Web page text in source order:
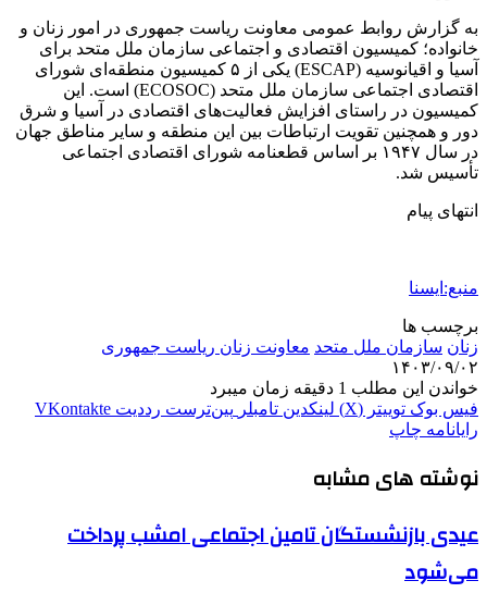
به گزارش روابط عمومی معاونت ریاست جمهوری در امور زنان و
خانواده؛ کمیسیون اقتصادی و اجتماعی سازمان ملل متحد برای
آسیا و اقیانوسیه (ESCAP) یکی از ۵ کمیسیون منطقه‌ای شورای
اقتصادی اجتماعی سازمان ملل متحد (ECOSOC) است. این
کمیسیون در راستای افزایش فعالیت‌های اقتصادی در آسیا و شرق
دور و همچنین تقویت ارتباطات بین این منطقه و سایر مناطق جهان
در سال ۱۹۴۷ بر اساس قطعنامه شورای اقتصادی اجتماعی
تأسیس شد.
انتهای پیام
منبع:ایسنا
برچسب ها
زنان سازمان ملل متحد معاونت زنان ریاست جمهوری
۱۴۰۳/۰۹/۰۲
خواندن این مطلب 1 دقیقه زمان میبرد
فیس بوک توییتر (X) لینکدین ‫تامبلر ‫پین‌ترست ‫رددیت ‫VKontakte
رایانامه چاپ
نوشته های مشابه
عیدی بازنشستگان تامین اجتماعی امشب پرداخت
می‌شود